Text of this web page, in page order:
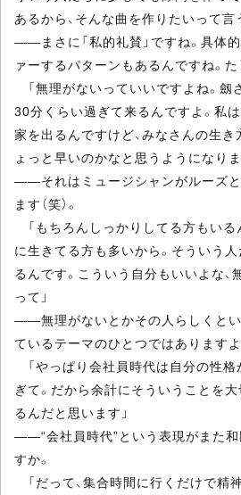
あるから、そんな曲を作りたいって言
――まさに「私的礼賛」ですね。具体
ァーするパターンもあるんですね。
「無理がないっていいですよね。劔
30分くらい過ぎて来るんですよ。私
家を出るんですけど、みなさんの生き
ょっと早いのかなと思うようになりま
――それはミュージシャンがルーズ
ます（笑）。
「もちろんしっかりしてる方もいる
に生きてる方も多いから。そういう
るんです。こういう自分もいいよな
って」
――無理がないとかその人らしくと
ているテーマのひとつではありますよ
「やっぱり会社員時代は自分の性
ぎて。だから余計にそういうことを
るんだと思います」
――“会社員時代”という表現がまた和
すか。
「だって、集合時間に行くだけで精